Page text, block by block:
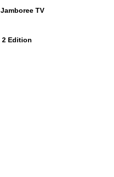
Jamboree TV
2 Edition